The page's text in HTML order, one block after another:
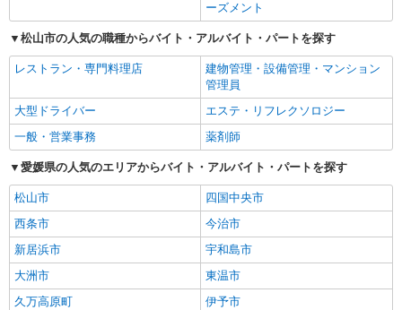
ーズメント
松山市の人気の職種からバイト・アルバイト・パートを探す
レストラン・専門料理店
建物管理・設備管理・マンション
管理員
大型ドライバー
エステ・リフレクソロジー
一般・営業事務
薬剤師
愛媛県の人気のエリアからバイト・アルバイト・パートを探す
松山市
四国中央市
西条市
今治市
新居浜市
宇和島市
大洲市
東温市
久万高原町
伊予市